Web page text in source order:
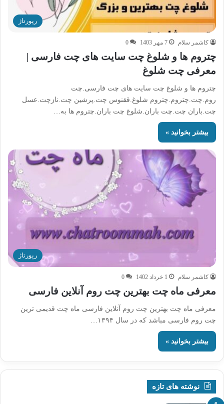
رپورتاژ
کاشمر سلام 7 مهر 1403 0
چتروم ها و شلوغ چت سایت های چت فارسی |
معرفی چت شلوغ
چتروم ها و شلوغ چت سایت های چت فارسی.چت
روم.چت.چتروم.چتروم شلوغ.ققنوس چت.پرشین چت.نازچت.عسل
چت.باران چت.چت باران.شلوغ چت باران.چتروم ها به…
بیشتر بخوانید »
رپورتاژ
کاشمر سلام 1 خرداد 1402 0
معرفی ماه چت بهترین چت روم آنلاین فارسی
معرفی ماه چت بهترین چت روم آنلاین فارسی ماه چت قدیمی ترین
چت روم فارسی مباشد که در سال ۱۳۹۴…
بیشتر بخوانید »
نوشته های تازه